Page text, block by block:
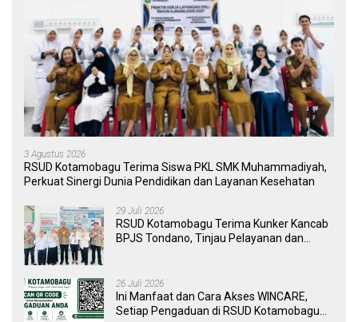
3 Agustus 2026
RSUD Kotamobagu Terima Siswa PKL SMK Muhammadiyah,
Perkuat Sinergi Dunia Pendidikan dan Layanan Kesehatan
29 Juli 2026
RSUD Kotamobagu Terima Kunker Kancab
BPJS Tondano, Tinjau Pelayanan dan
26 Juli 2026
Ini Manfaat dan Cara Akses WINCARE,
Setiap Pengaduan di RSUD Kotamobagu